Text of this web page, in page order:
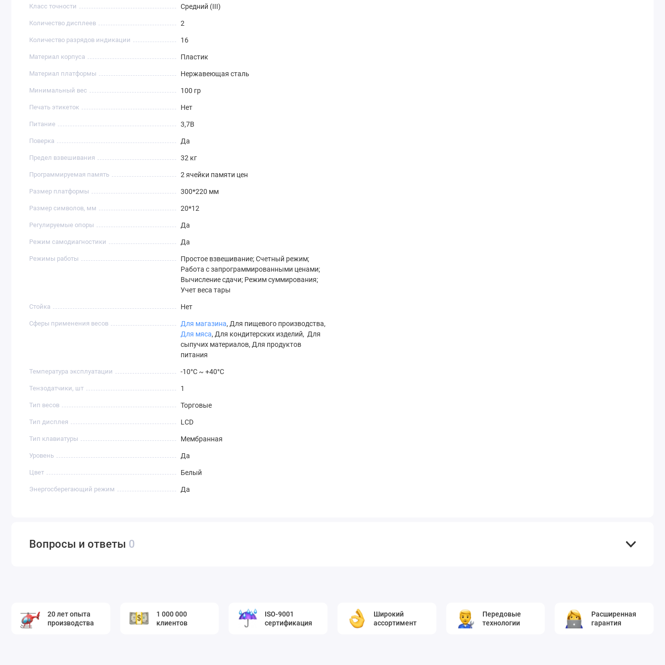
Класс точности Средний (III)
Количество дисплеев 2
Количество разрядов индикации 16
Материал корпуса Пластик
Материал платформы Нержавеющая сталь
Минимальный вес 100 гр
Печать этикеток Нет
Питание 3,7В
Поверка Да
Предел взвешивания 32 кг
Программируемая память 2 ячейки памяти цен
Размер платформы 300*220 мм
Размер символов, мм 20*12
Регулируемые опоры Да
Режим самодиагностики Да
Режимы работы
Простое взвешивание; Счетный режим;
Работа с запрограммированными ценами;
Вычисление сдачи; Режим суммирования;
Учет веса тары
Стойка Нет
Сферы применения весов Для магазина, Для пищевого производства,
Для мяса, Для кондитерских изделий, Для
сыпучих материалов, Для продуктов
питания
Температура эксплуатации -10°C ~ +40°C
Тензодатчики, шт 1
Тип весов Торговые
Тип дисплея LCD
Тип клавиатуры Мембранная
Уровень Да
Цвет Белый
Энергосберегающий режим Да
Вопросы и ответы 0
20 лет опыта
производства
1 000 000
клиентов
ISO-9001
сертификация
Широкий
ассортимент
Передовые
технологии
Расширенная
гарантия